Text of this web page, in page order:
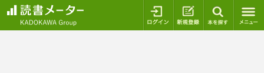
ログイン 新規登録